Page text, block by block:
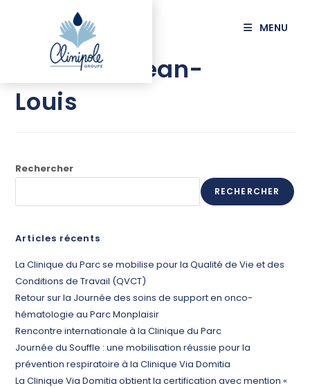
MENU
JOURNET Jean-
Louis
Rechercher
RECHERCHER
Articles récents
La Clinique du Parc se mobilise pour la Qualité de Vie et des
Conditions de Travail (QVCT)
Retour sur la Journée des soins de support en onco-
hématologie au Parc Monplaisir
Rencontre internationale à la Clinique du Parc
Journée du Souffle : une mobilisation réussie pour la
prévention respiratoire à la Clinique Via Domitia
La Clinique Via Domitia obtient la certification avec mention «